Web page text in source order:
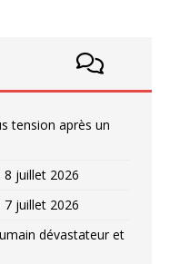
tension après un
8 juillet 2026
7 juillet 2026
dévastateur et